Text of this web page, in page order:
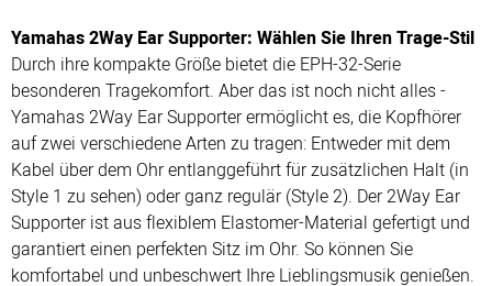
Yamahas 2Way Ear Supporter: Wählen Sie Ihren Trage-Stil
Durch ihre kompakte Größe bietet die EPH-32-Serie
besonderen Tragekomfort. Aber das ist noch nicht alles -
Yamahas 2Way Ear Supporter ermöglicht es, die Kopfhörer
auf zwei verschiedene Arten zu tragen: Entweder mit dem
Kabel über dem Ohr entlanggeführt für zusätzlichen Halt (in
Style 1 zu sehen) oder ganz regulär (Style 2). Der 2Way Ear
Supporter ist aus flexiblem Elastomer-Material gefertigt und
garantiert einen perfekten Sitz im Ohr. So können Sie
komfortabel und unbeschwert Ihre Lieblingsmusik genießen.